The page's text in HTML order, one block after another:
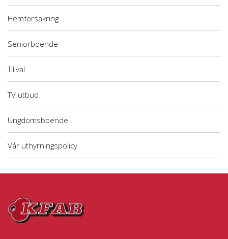
Hemförsäkring
Seniorboende
Tillval
TV utbud
Ungdomsboende
Vår uthyrningspolicy